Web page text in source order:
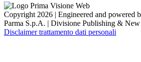
Copyright 2026 | Engineered and powered
Parma S.p.A. | Divisione Publishing &
Disclaimer trattamento dati personali